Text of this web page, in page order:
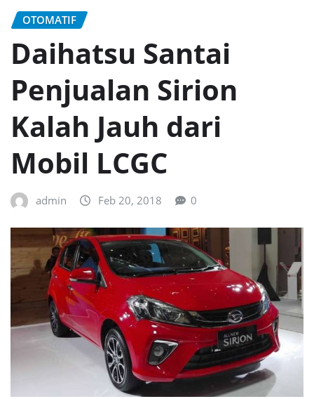
OTOMATIF
Daihatsu Santai
Penjualan Sirion
Kalah Jauh dari
Mobil LCGC
admin Feb 20, 2018 0